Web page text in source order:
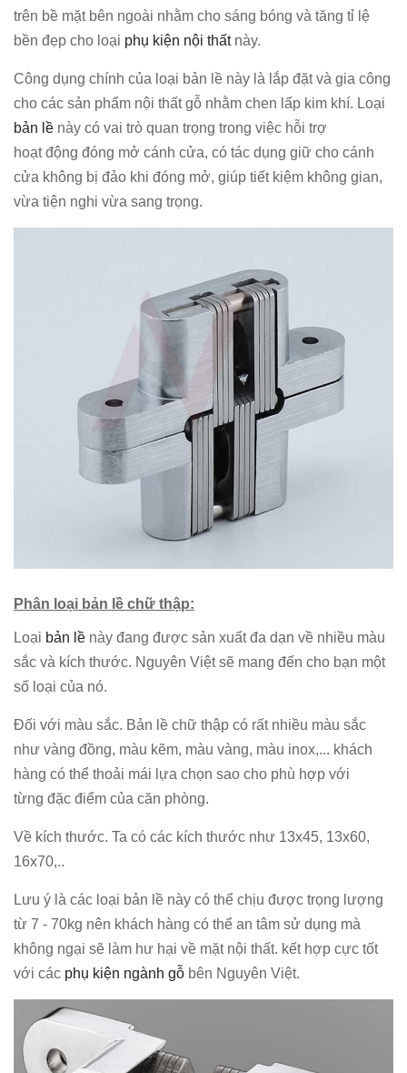
trên bề mặt bên ngoài nhằm cho sáng bóng và tăng tỉ lệ
bền đẹp cho loại phụ kiện nội thấtnày.
Công dụng chính của loại bản lề này là lắp đặt và gia công
cho các sản phẩm nội thất gỗ nhằm chen lấp kim khí. Loại
bản lề này có vai trò quan trọng trong việc hỗi trợ
hoạt động đóng mở cánh cửa, có tác dụng giữ cho cánh
cửa không bị đảo khi đóng mở, giúp tiết kiệm không gian,
vừa tiện nghi vừa sang trọng.
Phân loại bản lề chữ thập:
Loại bản lề này đang được sản xuất đa dạn về nhiều màu
sắc và kích thước. Nguyên Việt sẽ mang đến cho bạn một
số loại của nó.
Đối với màu sắc. Bản lề chữ thập có rất nhiều màu sắc
như vàng đồng, màu kẽm, màu vàng, màu inox,... khách
hàng có thể thoải mái lựa chọn sao cho phù hợp với
từng đặc điểm của căn phòng.
Về kích thước. Ta có các kích thước như 13x45, 13x60,
16x70,..
Lưu ý là các loại bản lề này có thể chịu được trọng lượng
từ 7 - 70kg nên khách hàng có thể an tâm sử dụng mà
không ngại sẽ làm hư hại về mặt nội thất. kết hợp cực tốt
với các phụ kiện ngành gỗ bên Nguyên Việt.